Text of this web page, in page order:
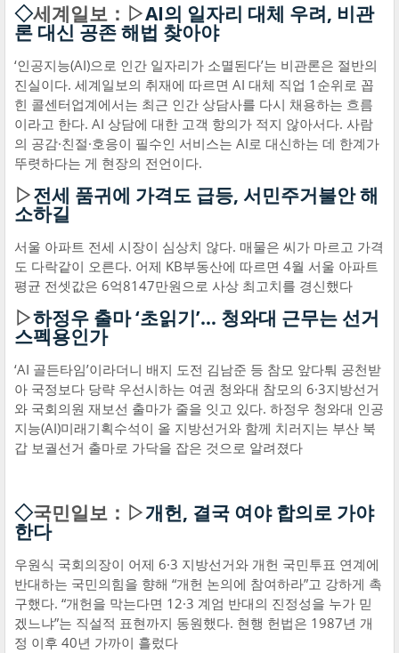
◇세계일보：▷AI의 일자리 대체 우려, 비관
론 대신 공존 해법 찾아야
‘인공지능(AI)으로 인간 일자리가 소멸된다’는 비관론은 절반의
진실이다. 세계일보의 취재에 따르면 AI 대체 직업 1순위로 꼽
힌 콜센터업계에서는 최근 인간 상담사를 다시 채용하는 흐름
이라고 한다. AI 상담에 대한 고객 항의가 적지 않아서다. 사람
의 공감·친절·호응이 필수인 서비스는 AI로 대신하는 데 한계가
뚜렷하다는 게 현장의 전언이다.
▷전세 품귀에 가격도 급등, 서민주거불안 해
소하길
서울 아파트 전세 시장이 심상치 않다. 매물은 씨가 마르고 가격
도 다락같이 오른다. 어제 KB부동산에 따르면 4월 서울 아파트
평균 전셋값은 6억8147만원으로 사상 최고치를 경신했다
▷하정우 출마 ‘초읽기’… 청와대 근무는 선거
스펙용인가
‘AI 골든타임’이라더니 배지 도전 김남준 등 참모 앞다퉈 공천받
아 국정보다 당략 우선시하는 여권 청와대 참모의 6·3지방선거
와 국회의원 재보선 출마가 줄을 잇고 있다. 하정우 청와대 인공
지능(AI)미래기획수석이 올 지방선거와 함께 치러지는 부산 북
갑 보궐선거 출마로 가닥을 잡은 것으로 알려졌다
◇국민일보：▷개헌, 결국 여야 합의로 가야
한다
우원식 국회의장이 어제 6·3 지방선거와 개헌 국민투표 연계에
반대하는 국민의힘을 향해 “개헌 논의에 참여하라”고 강하게 촉
구했다. “개헌을 막는다면 12·3 계엄 반대의 진정성을 누가 믿
겠느냐”는 직설적 표현까지 동원했다. 현행 헌법은 1987년 개
정 이후 40년 가까이 흘렀다